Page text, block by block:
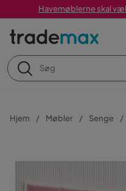
Havemøblerne skal
Hjem Møbler Senge